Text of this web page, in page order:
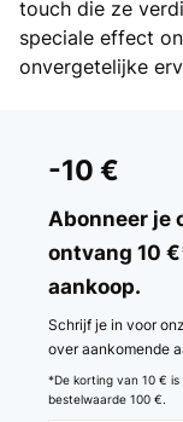
touch die ze
speciale effect
onvergetelijke
-10 €
Abonneer je
ontvang 10
aankoop.
Schrijf je in voor
over aankomende
*De korting van 10 €
bestelwaarde 100 €.